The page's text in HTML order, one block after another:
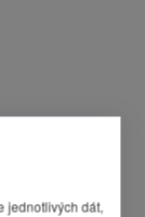
FROMM,
jednotlivých dát,